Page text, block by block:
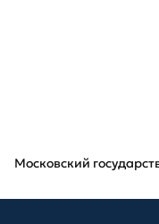
Московский